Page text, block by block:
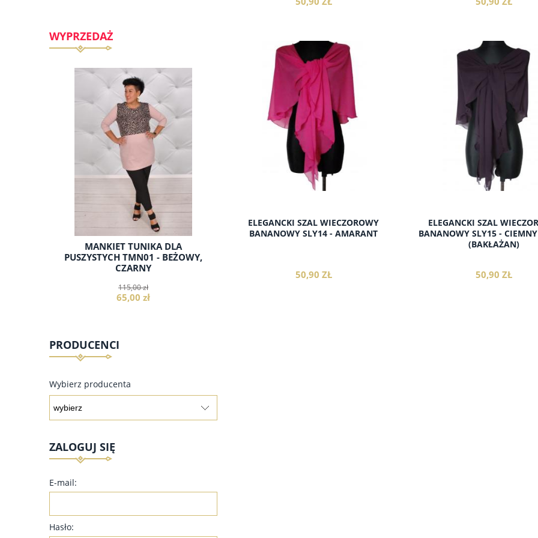
WYPRZEDAŻ
MANKIET TUNIKA DLA
PUSZYSTYCH TMN01 - BEŻOWY,
CZARNY
115,00 zł
65,00 zł
POPIEL, GRANAT
SUKIENKA BAWEŁNIANA KRÓTKA
PRODUCENCI
Wybierz producenta
ZALOGUJ SIĘ
E-mail:
Hasło:
do koszyka do koszyka
ELEGANCKI SZAL WIECZOROWY
BANANOWY SLY14 - AMARANT
50,90 ZŁ
ELEGANCKI SZAL
BANANOWY SLY15 -
(BAKŁAŻAN)
50,90 ZŁ